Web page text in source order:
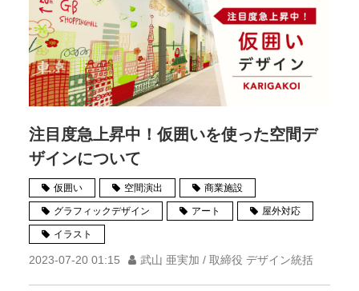
blog
search
注目度急上昇中！仮囲いを使った空間デ
ザインについて
仮囲い 空間演出 商業施設
グラフィックデザイン アート 屋外対応
イラスト
2023-07-20 01:15 武山 亜実加 / 取締役 デザイン統括